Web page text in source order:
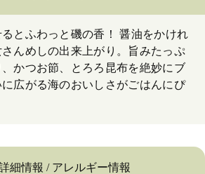
とふわっと磯の香！ 醤油をかけれ
んめしの出来上がり。旨みたっぷ
かつお節、とろろ昆布を絶妙にブ
広がる海のおいしさがごはんにぴ
細情報 / アレルギー情報